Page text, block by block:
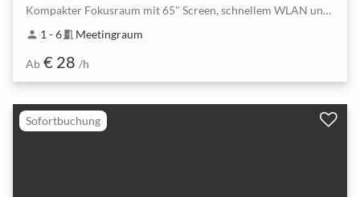
Kompakter Fokusraum mit 65" Screen, schnellem WLAN und Getränken inklusive
person 1 - 6meeting_room Meetingraum
Ab € 28 /h
Sofortbuchung